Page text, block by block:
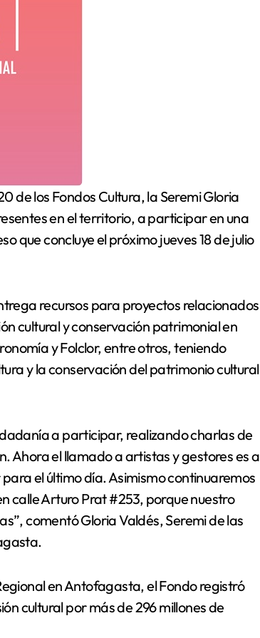
en el territorio, a participar en una
que concluye el próximo jueves 18 de julio
recursos para proyectos relacionados
cultural y conservación patrimonial en
y Folclor, entre otros, teniendo
y la conservación del patrimonio cultural
a participar, realizando charlas de
Ahora el llamado a artistas y gestores es a
el último día. Asimismo continuaremos
calle Arturo Prat #253, porque nuestro
comentó Gloria Valdés, Seremi de las
en Antofagasta, el Fondo registró
cultural por más de 296 millones de